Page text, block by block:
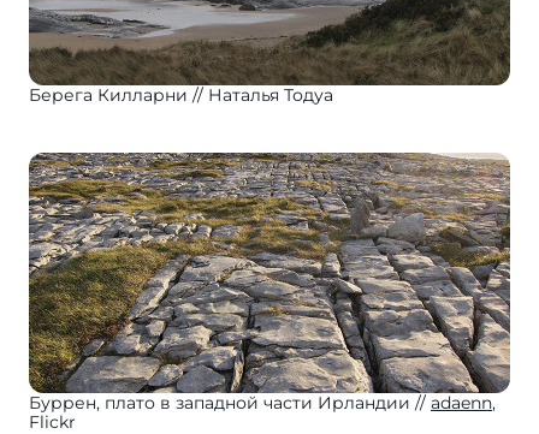
Берега Килларни Наталья Тодуа
Буррен, плато в западной части Ирландии adaenn,
Flickr